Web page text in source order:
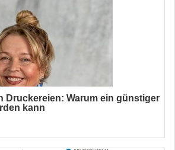
Druckereien: Warum ein günstiger
kann